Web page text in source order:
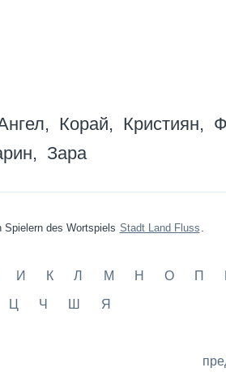
Корай Кристиян
Зара
des Wortspiels Stadt Land Fluss .
И К Л М Н О П
Ц Ч Ш Я